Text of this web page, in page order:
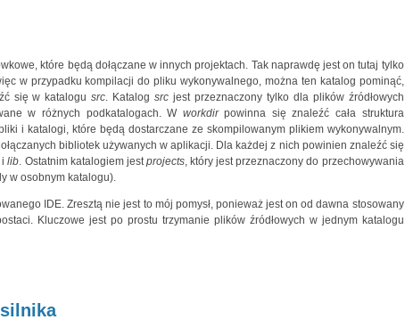
które będą dołączane w innych projektach. Tak naprawdę jest on tutaj tylko
w przypadku kompilacji do pliku wykonywalnego, można ten katalog pominąć,
się w katalogusrc . Katalogsrc jest przeznaczony tylko dla plików źródłowych
w różnych podkatalogach. W workdirpowinna się znaleźć cała struktura
i katalogi, które będą dostarczane ze skompilowanym plikiem wykonywalnym.
bibliotek używanych w aplikacji. Dla każdej z nich powinien znaleźć się
ilib . Ostatnim katalogiem jest projects, który jest przeznaczony do przechowywania
w osobnym katalogu).
IDE. Zresztą nie jest to mój pomysł, ponieważ jest on od dawna stosowany
Kluczowe jest po prostu trzymanie plików źródłowych w jednym katalogu